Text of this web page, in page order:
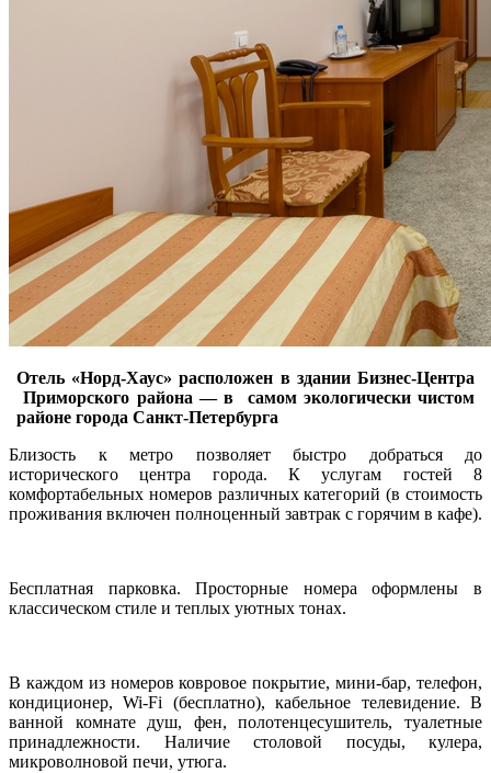
Отель «Норд-Хаус» расположен в здании Бизнес-Центра
Приморского района — в самом экологически чистом
районе города Санкт-Петербурга
Близость к метро позволяет быстро добраться до
исторического центра города. К услугам гостей 8
комфортабельных номеров различных категорий (в стоимость
проживания включен полноценный завтрак с горячим в кафе).
Бесплатная парковка. Просторные номера оформлены в
классическом стиле и теплых уютных тонах.
В каждом из номеров ковровое покрытие, мини-бар, телефон,
кондиционер, Wi-Fi (бесплатно), кабельное телевидение. В
ванной комнате душ, фен, полотенцесушитель, туалетные
принадлежности. Наличие столовой посуды, кулера,
микроволновой печи, утюга.